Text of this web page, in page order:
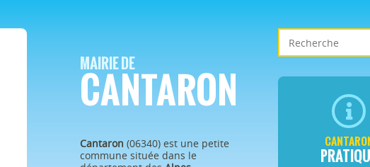
MAIRIE DE
CANTARON
Cantaron (06340) est une petite
commune située dans le